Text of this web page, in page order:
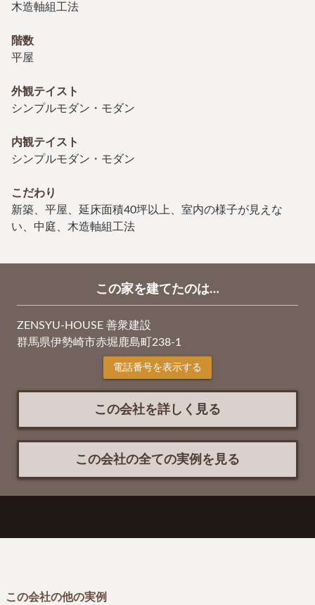
木造軸組工法
階数
平屋
外観テイスト
シンプルモダン・モダン
内観テイスト
シンプルモダン・モダン
こだわり
新築、平屋、延床面積40坪以上、室内の様子が見えな
い、中庭、木造軸組工法
この家を建てたのは…
ZENSYU-HOUSE 善衆建設
群馬県伊勢崎市赤堀鹿島町238-1
電話番号を表示する
この会社を詳しく見る
この会社の全ての実例を見る
この会社の他の実例